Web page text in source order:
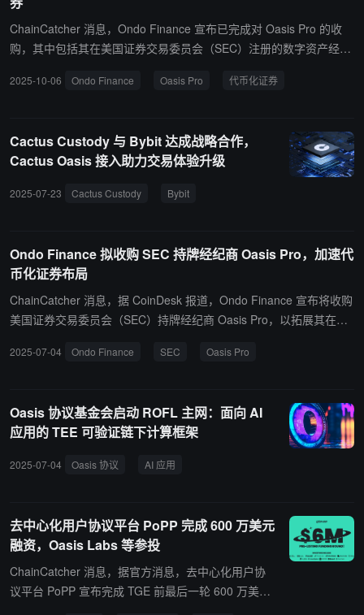
评估机制与 Oasis Journey 生态体系，OnGreen 正构建一个透明、
可参与、由社区驱动的环境治理模式。同时，其 ESG 代币、碳信用
登记系统与绿色资产交易平台，旨在为中东及北非地区的可持续经济
际会议。 OnGreen 指出，Sheikh Nabil 的加入标志着 Oasis Journe
y 进程进入新阶段。Sheikh Nabil 表示，通过 Oasis Journey，从土
地复育到绿色资产代币化，不仅能够创造可持续的新型财富形式，也
社会价值并行的新路径。
ChainCatcher 消息，Ondo Finance 宣布已完成对 Oasis Pro 的收
购，其中包括其在美国证券交易委员会（SEC）注册的数字资产经纪
集团拥有目前美国数字资产服务领域中最全面的 SEC 注册资质。随
ndo 带来了完整的数字资产基础设施体系，从而支持更广泛的代币化
证券业务功能。
2025-10-06 Ondo Finance Oasis Pro 代币化证券
Cactus Custody 与 Bybit 达成战略合作，
Cactus Oasis 接入助力交易体验升级
2025-07-23 Cactus Custody Bybit
Ondo Finance 拟收购 SEC 持牌经纪商 Oasis Pro，加速代
币化证券布局
ChainCatcher 消息，据 CoinDesk 报道，Ondo Finance 宣布将收购
美国证券交易委员会（SEC）持牌经纪商 Oasis Pro，以拓展其在美
完成，Ondo 将获得经纪自营商、ATS 以及数字证券过户代理等关键
2025-07-04 Ondo Finance SEC Oasis Pro
Oasis 协议基金会启动 ROFL 主网：面向 AI
应用的 TEE 可验证链下计算框架
2025-07-04 Oasis 协议 AI 应用
去中心化用户协议平台 PoPP 完成 600 万美元
融资，Oasis Labs 等参投
ChainCatcher 消息，据官方消息，去中心化用户协
议平台 PoPP 宣布完成 TGE 前最后一轮 600 万美元